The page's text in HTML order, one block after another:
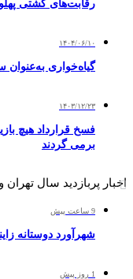
رقابت‌های کشتی
۱۴۰۴/۰۶/۱۰
گیاه‌خواری
۱۴۰۳/۱۲/۲۳
فسخ قرارداد هیچ
برمی گردند
اخبار پربازدید سال
9 ساعت پیش
شهرآورد دوستانه
1 روز پیش